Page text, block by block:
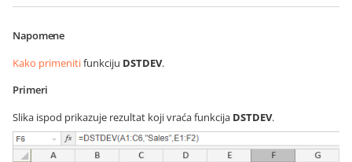
Napomene
Kako primenitifunkciju DSTDEV.
Primeri
Slika ispod prikazuje rezultat koji vraća funkcija DSTDEV.